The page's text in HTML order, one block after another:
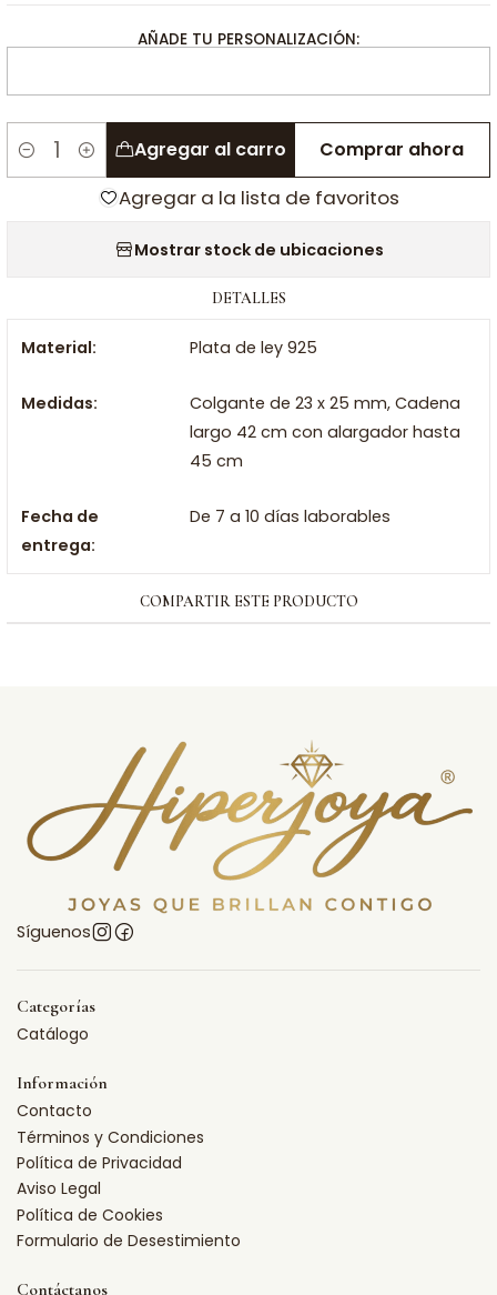
AÑADE TU PERSONALIZACIÓN:
Cantidad
Agregar al carro Comprar ahora
Agregar a la lista de favoritos
Mostrar stock de ubicaciones
DETALLES
Material: Plata de ley 925
Medidas:
Colgante de 23 x 25 mm, Cadena
largo 42 cm con alargador hasta
45 cm
Fecha de
entrega:
De 7 a 10 días laborables
COMPARTIR ESTE PRODUCTO
Síguenos
Categorías
Catálogo
Información
Contacto
Términos y Condiciones
Política de Privacidad
Aviso Legal
Política de Cookies
Formulario de Desestimiento
Contáctanos